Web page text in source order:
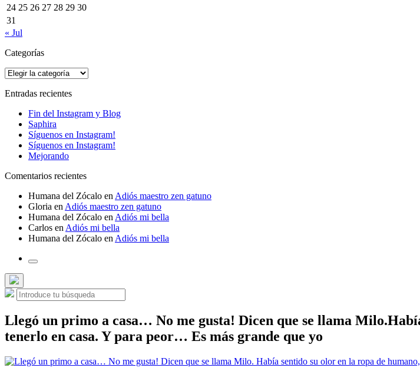
24 25 26 27 28 29 30
31
« Jul
Categorías
Categorías
Entradas recientes
Fin del Instagram y Blog
Saphira
Síguenos en Instagram!
Síguenos en Instagram!
Mejorando
Comentarios recientes
Humana del Zócalo en Adiós maestro zen gatuno
Gloria en Adiós maestro zen gatuno
Humana del Zócalo en Adiós mi bella
Carlos en Adiós mi bella
Humana del Zócalo en Adiós mi bella
Alternar
de
búsqueda
Ocultar
la
superpuesta
Buscar: Buscar
Llegó un primo a casa… No me gusta! Dicen que se llama
tenerlo en casa. Y para peor… Es más grande que yo